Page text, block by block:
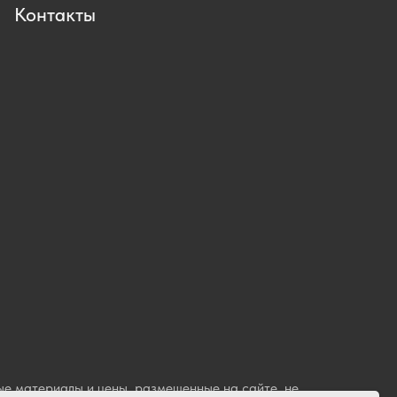
Контакты
материалы и цены, размещенные на сайте, не